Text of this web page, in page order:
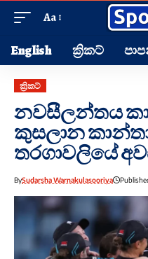
Aa
English ක්‍රිකට්
ක්‍රිකට්
නවසීලන්තය
කුසලාන කාන්තා
තරගාවලියේ
BySudarsha Warnakulasooriya